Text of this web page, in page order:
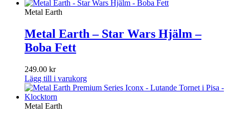
Metal Earth
Metal Earth – Star Wars Hjälm –
Boba Fett
249.00 kr
Lägg till i varukorg
Metal Earth